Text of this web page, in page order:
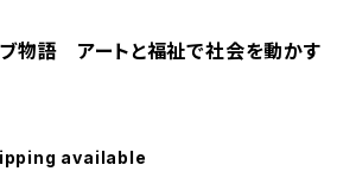
ブ物語 アートと福祉で社会を動かす
available